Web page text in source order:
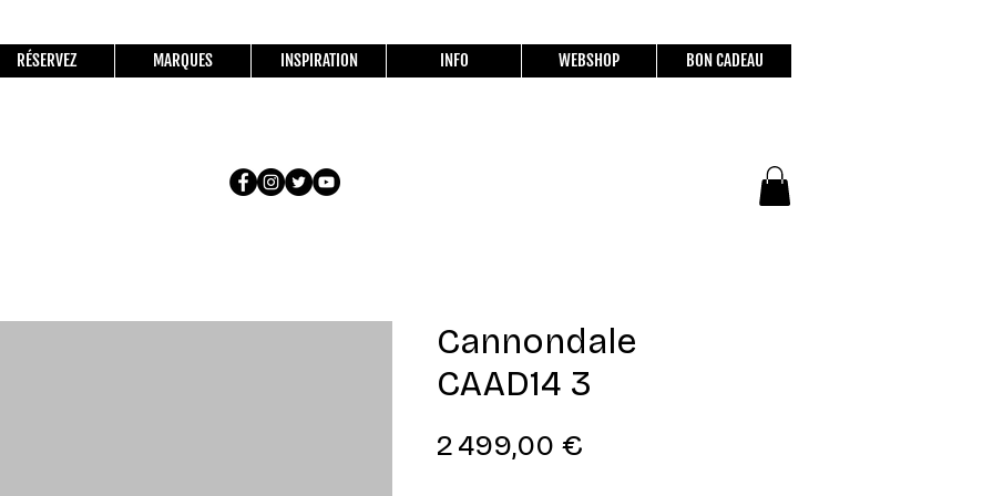
RÉSERVEZ MARQUES INSPIRATION INFO WEBSHOP BON CADEAU
Cannondale
CAAD14 3
2 499,00 €